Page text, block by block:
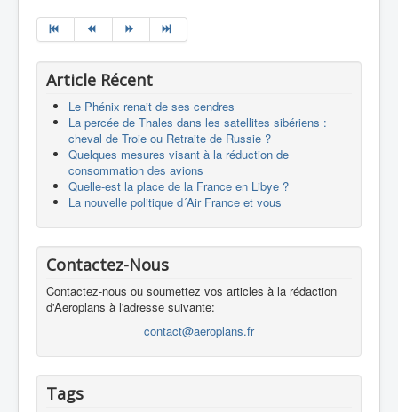
Article Récent
Le Phénix renait de ses cendres
La percée de Thales dans les satellites sibériens :
cheval de Troie ou Retraite de Russie ?
Quelques mesures visant à la réduction de
consommation des avions
Quelle-est la place de la France en Libye ?
La nouvelle politique d´Air France et vous
Contactez-Nous
Contactez-nous ou soumettez vos articles à la rédaction
d'Aeroplans à l'adresse suivante:
contact@aeroplans.fr
Tags